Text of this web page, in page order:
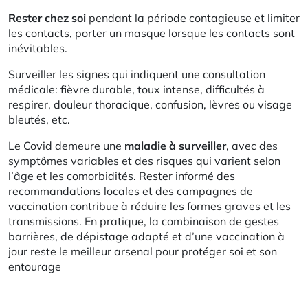
Rester chez soi pendant la période contagieuse et limiter
les contacts, porter un masque lorsque les contacts sont
inévitables.
Surveiller les signes qui indiquent une consultation
médicale: fièvre durable, toux intense, difficultés à
respirer, douleur thoracique, confusion, lèvres ou visage
bleutés, etc.
Le Covid demeure une maladie à surveiller, avec des
symptômes variables et des risques qui varient selon
l’âge et les comorbidités. Rester informé des
recommandations locales et des campagnes de
vaccination contribue à réduire les formes graves et les
transmissions. En pratique, la combinaison de gestes
barrières, de dépistage adapté et d’une vaccination à
jour reste le meilleur arsenal pour protéger soi et son
entourage